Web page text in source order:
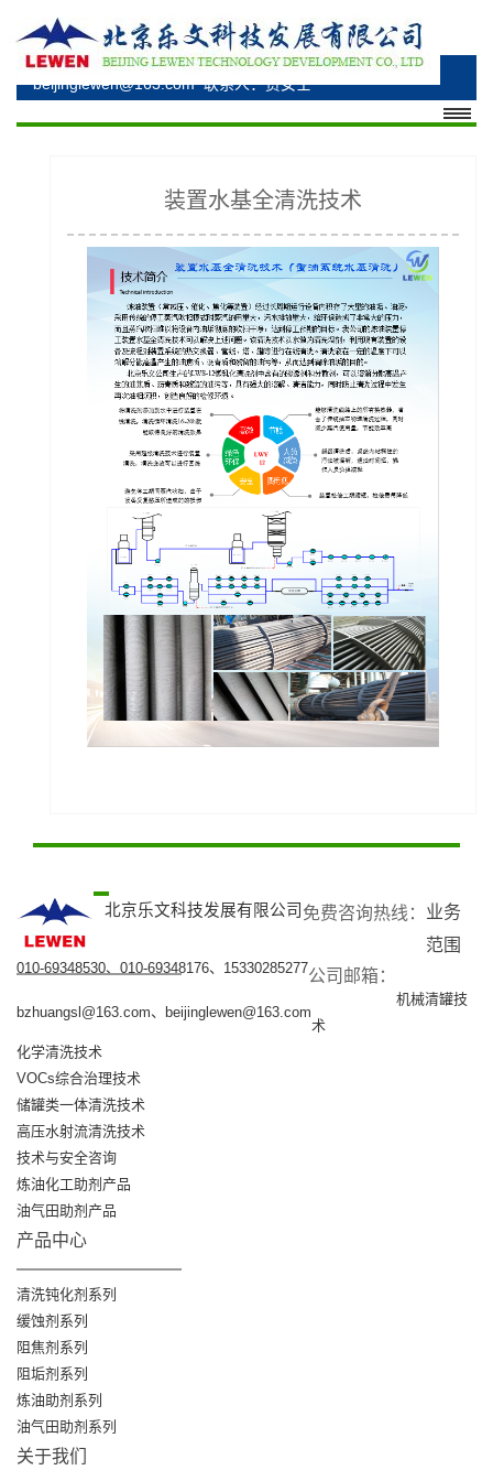
电话：010-69348530、010-69348176、15330285277
邮箱：bzhuangsl@163.com、
beijinglewen@163.com联系人：贾女士
装置水基全清洗技术
北京乐文科技发展有限公司 免费咨询热线：​
010-69348530、010-69348176、15330285277公司邮箱：​
bzhuangsl@163.com、beijinglewen@163.com
业务
范围
机械清罐技
术
化学清洗技术
VOCs综合治理技术
储罐类一体清洗技术
高压水射流清洗技术
技术与安全咨询
炼油化工助剂产品
油气田助剂产品
产品中心
清洗钝化剂系列
缓蚀剂系列
阻焦剂系列
阻垢剂系列
炼油助剂系列
油气田助剂系列
关于我们